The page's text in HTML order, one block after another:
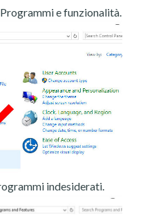
e funzionalità.
indesiderati.